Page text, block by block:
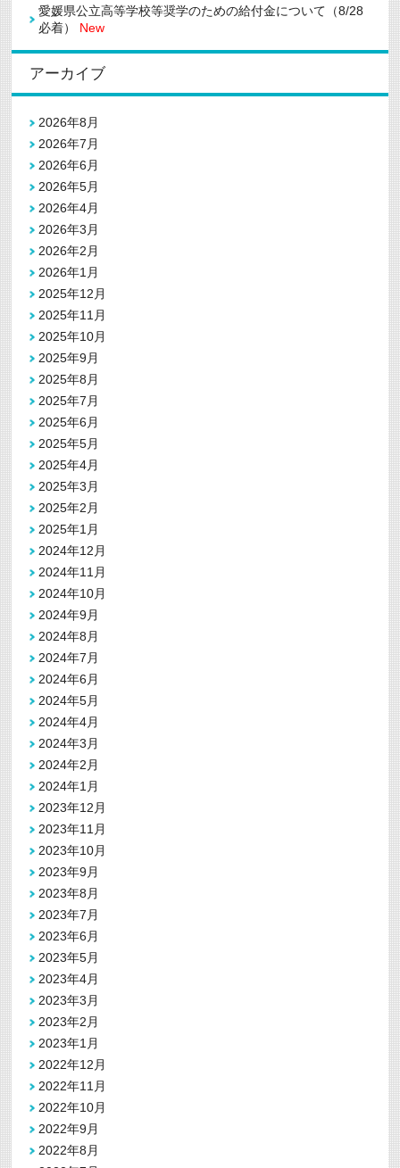
愛媛県公立高等学校等奨学のための給付金について（8/28
必着） New
アーカイブ
2026年8月
2026年7月
2026年6月
2026年5月
2026年4月
2026年3月
2026年2月
2026年1月
2025年12月
2025年11月
2025年10月
2025年9月
2025年8月
2025年7月
2025年6月
2025年5月
2025年4月
2025年3月
2025年2月
2025年1月
2024年12月
2024年11月
2024年10月
2024年9月
2024年8月
2024年7月
2024年6月
2024年5月
2024年4月
2024年3月
2024年2月
2024年1月
2023年12月
2023年11月
2023年10月
2023年9月
2023年8月
2023年7月
2023年6月
2023年5月
2023年4月
2023年3月
2023年2月
2023年1月
2022年12月
2022年11月
2022年10月
2022年9月
2022年8月